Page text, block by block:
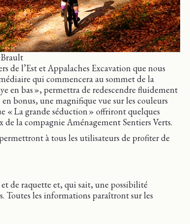
de l’Est et Appalaches Excavation que nous
qui commencera au sommet de la
en bas », permettra de redescendre fluidement
bonus, une magnifique vue sur les couleurs
« La grande séduction » offriront quelques
la compagnie Aménagement Sentiers Verts.
à tous les utilisateurs de profiter de
de raquette et, qui sait, une possibilité
Toutes les informations paraîtront sur les